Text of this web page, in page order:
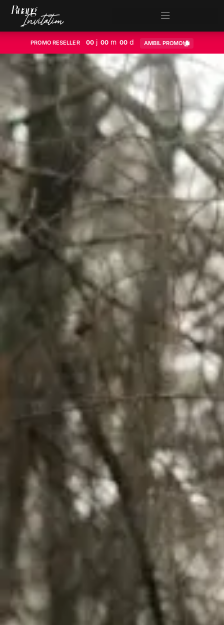
PROMO RESELLER 00 j 00 m 00 d AMBIL PROMO!